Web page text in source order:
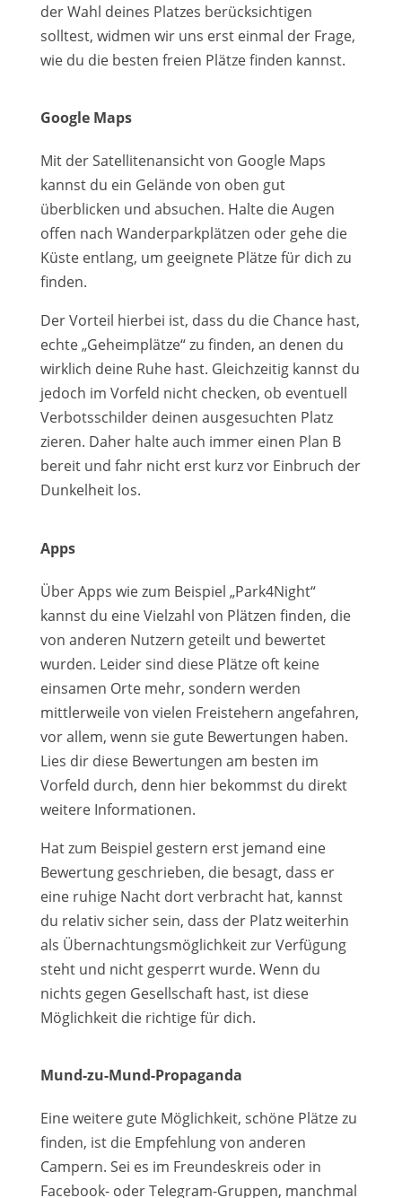
der Wahl deines Platzes berücksichtigen
solltest, widmen wir uns erst einmal der Frage,
wie du die besten freien Plätze finden kannst.
Google Maps
Mit der Satellitenansicht von Google Maps
kannst du ein Gelände von oben gut
überblicken und absuchen. Halte die Augen
offen nach Wanderparkplätzen oder gehe die
Küste entlang, um geeignete Plätze für dich zu
finden.
Der Vorteil hierbei ist, dass du die Chance hast,
echte „Geheimplätze“ zu finden, an denen du
wirklich deine Ruhe hast. Gleichzeitig kannst du
jedoch im Vorfeld nicht checken, ob eventuell
Verbotsschilder deinen ausgesuchten Platz
zieren. Daher halte auch immer einen Plan B
bereit und fahr nicht erst kurz vor Einbruch der
Dunkelheit los.
Apps
Über Apps wie zum Beispiel „Park4Night“
kannst du eine Vielzahl von Plätzen finden, die
von anderen Nutzern geteilt und bewertet
wurden. Leider sind diese Plätze oft keine
einsamen Orte mehr, sondern werden
mittlerweile von vielen Freistehern angefahren,
vor allem, wenn sie gute Bewertungen haben.
Lies dir diese Bewertungen am besten im
Vorfeld durch, denn hier bekommst du direkt
weitere Informationen.
Hat zum Beispiel gestern erst jemand eine
Bewertung geschrieben, die besagt, dass er
eine ruhige Nacht dort verbracht hat, kannst
du relativ sicher sein, dass der Platz weiterhin
als Übernachtungsmöglichkeit zur Verfügung
steht und nicht gesperrt wurde. Wenn du
nichts gegen Gesellschaft hast, ist diese
Möglichkeit die richtige für dich.
Mund-zu-Mund-Propaganda
Eine weitere gute Möglichkeit, schöne Plätze zu
finden, ist die Empfehlung von anderen
Campern. Sei es im Freundeskreis oder in
Facebook- oder Telegram-Gruppen, manchmal